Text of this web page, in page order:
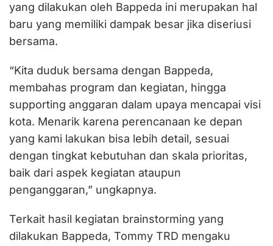
yang dilakukan oleh Bappeda ini merupakan hal
baru yang memiliki dampak besar jika diseriusi
bersama.
“Kita duduk bersama dengan Bappeda,
membahas program dan kegiatan, hingga
supporting anggaran dalam upaya mencapai visi
kota. Menarik karena perencanaan ke depan
yang kami lakukan bisa lebih detail, sesuai
dengan tingkat kebutuhan dan skala prioritas,
baik dari aspek kegiatan ataupun
penganggaran,” ungkapnya.
Terkait hasil kegiatan brainstorming yang
dilakukan Bappeda, Tommy TRD mengaku